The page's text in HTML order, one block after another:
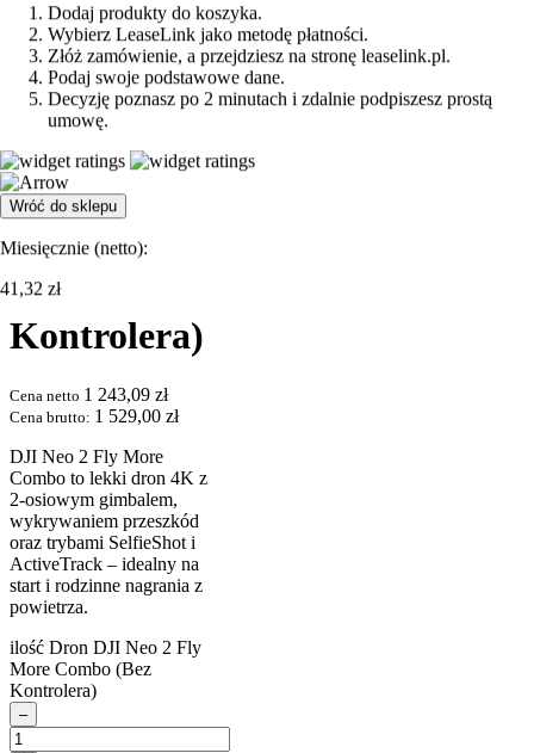
Dron DJI
Neo 2 Fly
More
Combo
(Bez
Kontrolera)
Cena netto 1 243,09 zł
Cena brutto: 1 529,00 zł
DJI Neo 2 Fly More
Combo to lekki dron 4K z
2-osiowym gimbalem,
wykrywaniem przeszkód
oraz trybami SelfieShot i
ActiveTrack – idealny na
start i rodzinne nagrania z
powietrza.
ilość Dron DJI Neo 2 Fly
More Combo (Bez
Kontrolera)
–
Dodaj produkty do koszyka.
Wybierz LeaseLink jako metodę płatności.
Złóż zamówienie, a przejdziesz na stronę leaselink.pl.
Podaj swoje podstawowe dane.
Decyzję poznasz po 2 minutach i zdalnie podpiszesz prostą
umowę.
Wróć do sklepu
Miesięcznie (netto):
41,32 zł